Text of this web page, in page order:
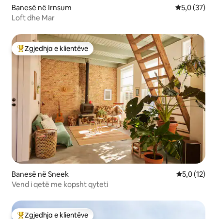
Banesë në Irnsum Vlerësimi
5,0 (37)
Loft dhe Mar
Më të mirat e zgjedhjeve të klientëve
Zgjedhja e klientëve
Banesë në Sneek Vlerësimi
5,0 (12)
Vend i qetë me kopsht qyteti
Zgjedhja e klientëve